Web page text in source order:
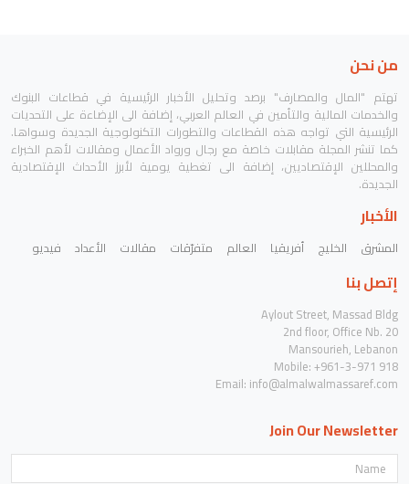
من نحن
تهتم "المال والمصارف" برصد وتحليل الأخبار الرئيسية في قطاعات البنوك
والخدمات المالية والتأمين في العالم العربي، إضافة الى الإضاءة على التحديات
الرئيسية التي تواجه هذه القطاعات والتطورات التكنولوجية الجديدة وسواها.
كما تنشر المجلة مقابلات خاصة مع رجال ورواد الأعمال ومقالات لأهم الخبراء
والمحللين الإقتصاديين، إضافة الى تغطية يومية لأبرز الأحداث الإقتصادية
الجديدة.
الأخبار
المشرق الخليج أفريقيا العالم متفرّقات مقالات الأعداد فيديو
إتصل بنا
Aylout Street, Massad Bldg
2nd floor, Office Nb. 20
Mansourieh, Lebanon
Mobile: +961-3-971 918
Email: info@almalwalmassaref.com
Join Our Newsletter